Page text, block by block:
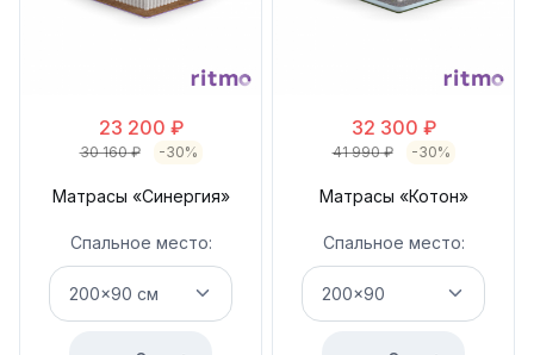
23 200 ₽
30 160₽ -30%
Матрасы «Синергия»
Спальное место:
32 300 ₽
41 990₽ -30%
Матрасы «Котон»
Спальное место: